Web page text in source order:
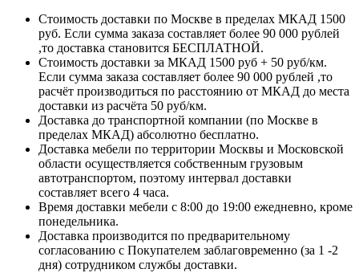
Стоимость доставки по Москве в пределах МКАД 1500
руб. Если сумма заказа составляет более 90 000 рублей
,то доставка становится БЕСПЛАТНОЙ.
Стоимость доставки за МКАД 1500 руб + 50 руб/км.
Если сумма заказа составляет более 90 000 рублей ,то
расчёт производиться по расстоянию от МКАД до места
доставки из расчёта 50 руб/км.
Доставка до транспортной компании (по Москве в
пределах МКАД) абсолютно бесплатно.
Доставка мебели по территории Москвы и Московской
области осуществляется собственным грузовым
автотранспортом, поэтому интервал доставки
составляет всего 4 часа.
Время доставки мебели с 8:00 до 19:00 ежедневно, кроме
понедельника.
Доставка производится по предварительному
согласованию с Покупателем заблаговременно (за 1 -2
дня) сотрудником службы доставки.